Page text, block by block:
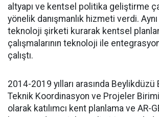
altyapı ve kentsel politika geliştirme
yönelik danışmanlık hizmeti verdi.
teknoloji şirketi kurarak kentsel
çalışmalarının teknoloji ile
çalıştı.
2014-2019 yılları arasında
Teknik Koordinasyon ve Projeler
olarak katılımcı kent planlama ve AR-